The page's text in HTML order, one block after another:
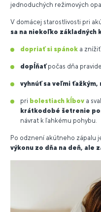
jednoduchých režimových
V domácej starostlivosti pri
sa na niekoľko základných
dopriať si spánok a
dopĺňaťpočas dňa
vyhnúť sa veľmi ťažkým,
pri bolestiach kĺbov a
krátkodobé šetrenie
návrat k ľahkému pohybu.
Po odznení akútneho zápalu
výkonu zo dňa na deň, ale